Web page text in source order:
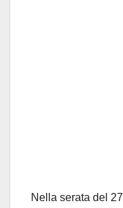
Nella serata del